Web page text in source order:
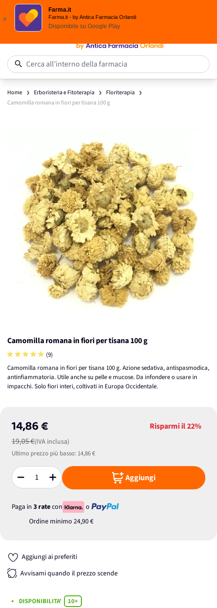
Spedizione
x
Farma.it
Farma.it - by Antica Farmacia Orlandi
Disponibile su Google Play
Salta al contenuto
Cerca all’interno della farmacia
Home Erboristeria e Fitoterapia
Floriterapia
Camomilla romana in fiori per tisana 100 g
Camomilla romana in fiori per tisana 100 g
(9)
Camomilla romana in fiori per tisana 100 g. Azione sedativa, antispasmodica,
antinfiammatoria. Utile anche su pelle e mucose. Da infondere o usare in
impacchi. Solo fiori interi, coltivati in Europa Occidentale.
14,86 €
19,05 €(IVA inclusa)
Risparmi il22%
Ultimo prezzo più basso: 14,86 €
Quantità Aggiungi
Paga in 3 ratecon
o
Ordine minimo 24,90 €
Aggiungi ai preferiti
Avvisami quando il prezzo scende
DISPONIBILITA'
10+